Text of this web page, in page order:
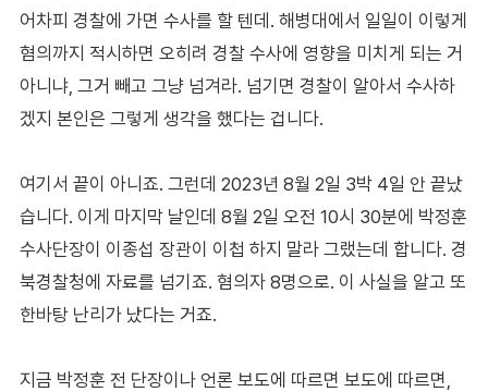
어차피 경찰에 가면 수사를 할 텐데. 해병대에서 일일이 이렇게
혐의까지 적시하면 오히려 경찰 수사에 영향을 미치게 되는 거
아니냐, 그거 빼고 그냥 넘겨라. 넘기면 경찰이 알아서 수사하
겠지 본인은 그렇게 생각을 했다는 겁니다.
여기서 끝이 아니죠. 그런데 2023년 8월 2일 3박 4일 안 끝났
습니다. 이게 마지막 날인데 8월 2일 오전 10시 30분에 박정훈
수사단장이 이종섭 장관이 이첩 하지 말라 그랬는데 합니다. 경
북경찰청에 자료를 넘기죠. 혐의자 8명으로. 이 사실을 알고 또
한바탕 난리가 났다는 거죠.
지금 박정훈 전 단장이나 언론 보도에 따르면 보도에 따르면,